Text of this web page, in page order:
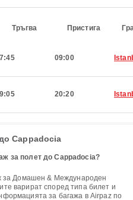
Тръгва Пристига
09:00
20:20
Cappadocia
за полет до Cappadocia?
варират според типа билет и
за багажа в Airpaz по